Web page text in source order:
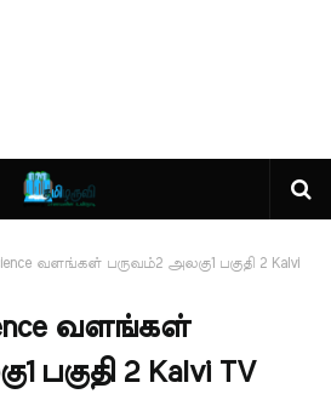
வளங்கள் பருவம்2 அலகு1 பகுதி 2 Kalvi
வளங்கள்
பகுதி 2 Kalvi TV